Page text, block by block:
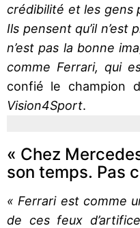
crédibilité et les gens
Ils pensent qu’il n’est
n’est pas la bonne
comme Ferrari, qui
confié le champion
Vision4Sport.
« Chez
son temps. Pas
« Ferrari est comme
de ces feux